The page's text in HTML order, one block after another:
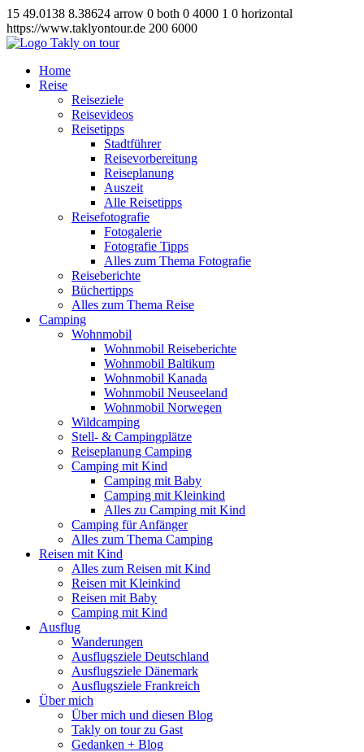
15 49.0138 8.38624 arrow 0 both 0 4000 1 0 horizontal
https://www.taklyontour.de 200 6000
Home
Reise
Reiseziele
Reisevideos
Reisetipps
Stadtführer
Reisevorbereitung
Reiseplanung
Auszeit
Alle Reisetipps
Reisefotografie
Fotogalerie
Fotografie Tipps
Alles zum Thema Fotografie
Reiseberichte
Büchertipps
Alles zum Thema Reise
Camping
Wohnmobil
Wohnmobil Reiseberichte
Wohnmobil Baltikum
Wohnmobil Kanada
Wohnmobil Neuseeland
Wohnmobil Norwegen
Wildcamping
Stell- & Campingplätze
Reiseplanung Camping
Camping mit Kind
Camping mit Baby
Camping mit Kleinkind
Alles zu Camping mit Kind
Camping für Anfänger
Alles zum Thema Camping
Reisen mit Kind
Alles zum Reisen mit Kind
Reisen mit Kleinkind
Reisen mit Baby
Camping mit Kind
Ausflug
Wanderungen
Ausflugsziele Deutschland
Ausflugsziele Dänemark
Ausflugsziele Frankreich
Über mich
Über mich und diesen Blog
Takly on tour zu Gast
Gedanken + Blog